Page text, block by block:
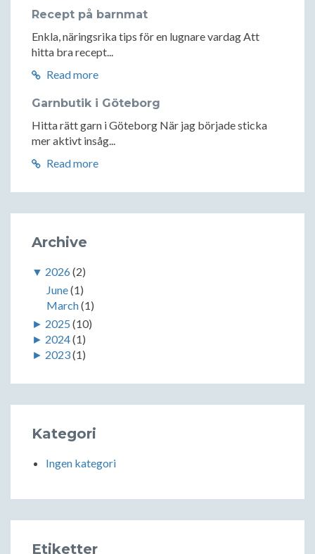
Recept på barnmat
Enkla, näringsrika tips för en lugnare vardag Att
hitta bra recept...
Read more
Garnbutik i Göteborg
Hitta rätt garn i Göteborg När jag började sticka
mer aktivt insåg...
Read more
Archive
▼ 2026(2)
June(1)
March(1)
► 2025 (10)
► 2024(1)
► 2023(1)
Kategori
Ingen kategori
Etiketter